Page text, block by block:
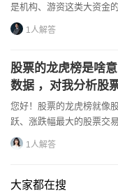
是机构、游资这类大资金
参考作用。大资金的进出
1人解答
股票的龙虎榜是啥
数据 ，对我分析股
您好！股票的龙虎榜就像
跃、涨跌幅最大的股票交
在东方财富看到的龙虎榜
1人解答
大家都在搜